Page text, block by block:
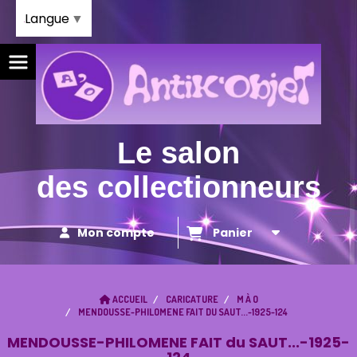
Le salon
des collectionneurs
Mon compte Panier
ACCUEIL CARICATURE
M À O
MENDOUSSE-PHILOMENE FAIT DU SAUT...-1925-124
MENDOUSSE-PHILOMENE FAIT du SAUT...-1925-
Langue ▼